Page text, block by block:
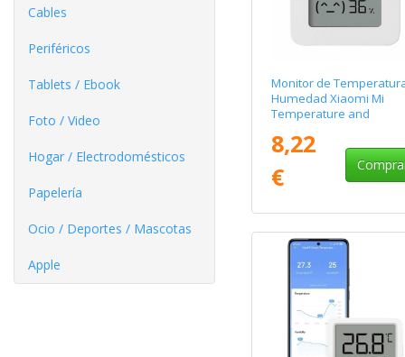
Cables
Periféricos
Tablets / Ebook
Foto / Video
Hogar / Electrodomésticos
Papelería
Ocio / Deportes / Mascotas
Apple
Monitor de
Humedad Xiaomi Mi
Temperature and
8,22
€